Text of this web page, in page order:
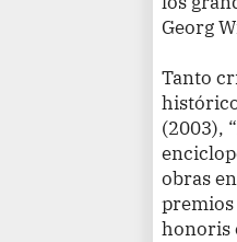
Georg
Tanto
(2003),
obras
premios
honoris